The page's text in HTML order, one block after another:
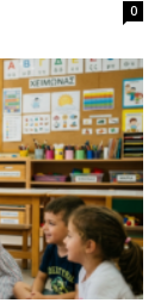
0